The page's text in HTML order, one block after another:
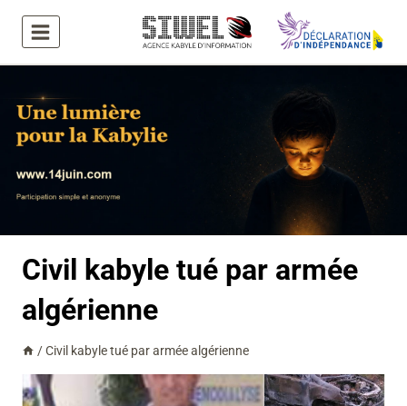
contenu
Civil kabyle tué par armée
algérienne
/ Civil kabyle tué par armée algérienne